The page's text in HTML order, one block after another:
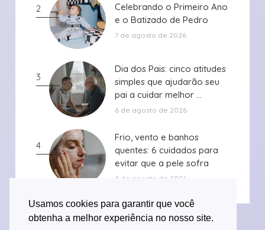
Usamos cookies para garantir que você
obtenha a melhor experiência no nosso site.
2
Celebrando o Primeiro Ano
e o Batizado de Pedro
Celebrando o Primeiro Ano
e o Batizado de Pedro
7 de agosto de 2026
3
Dia dos Pais: cinco atitudes
simples que ajudarão seu
pai a cuidar melhor ...
Dia dos Pais: cinco atitudes
simples que ajudarão seu
pai a cuidar melhor ...
6 de agosto de 2026
4
Frio, vento e banhos
quentes: 6 cuidados para
evitar que a pele sofra
durante ...
Frio, vento e banhos
quentes: 6 cuidados para
evitar que a pele sofra
durante ...
4 de agosto de 2026